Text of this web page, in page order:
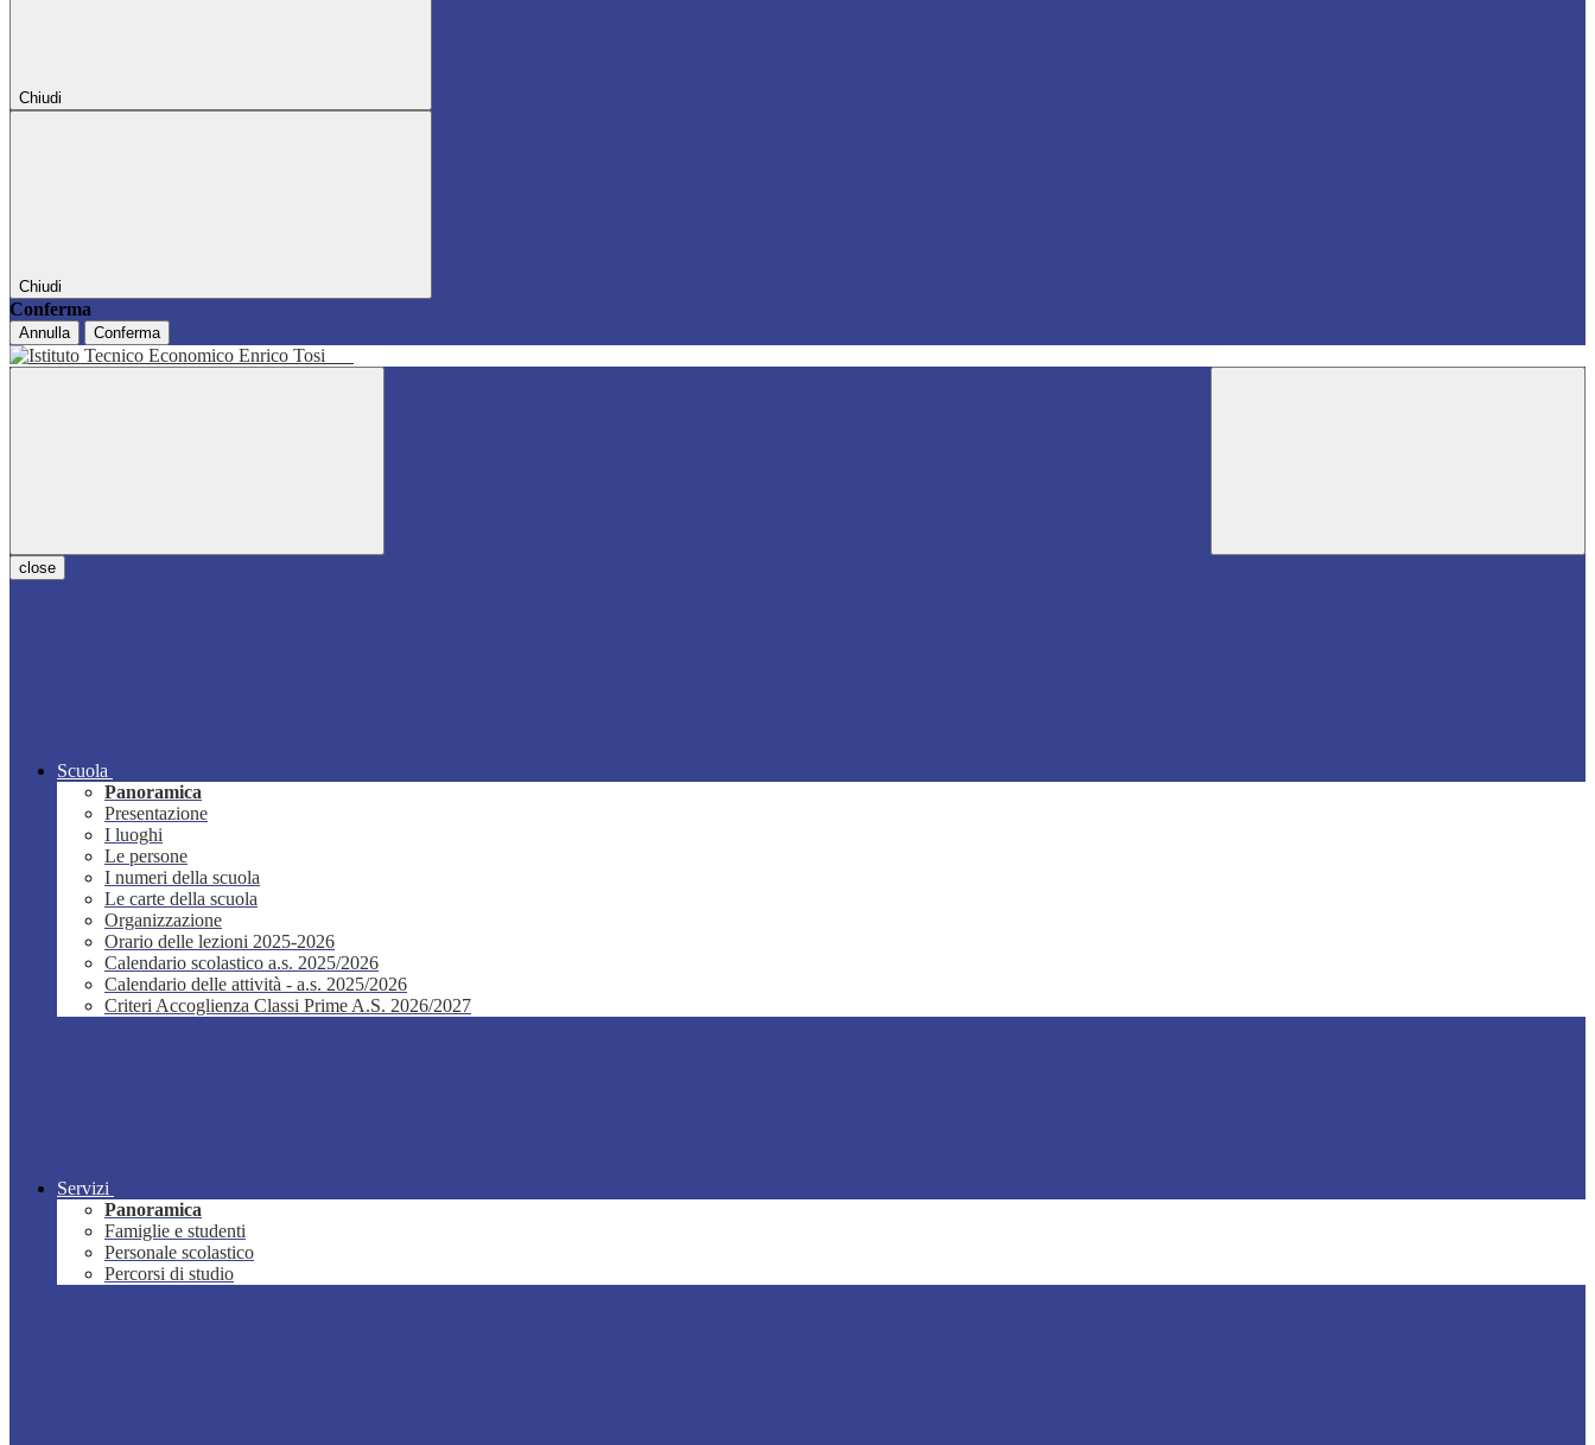
Chiudi
Chiudi
Conferma
Annulla Conferma
close
Scuola
Panoramica
Presentazione
I luoghi
Le persone
I numeri della scuola
Le carte della scuola
Organizzazione
Orario delle lezioni 2025-2026
Calendario scolastico a.s. 2025/2026
Calendario delle attività - a.s. 2025/2026
Criteri Accoglienza Classi Prime A.S. 2026/2027
Servizi
Panoramica
Famiglie e studenti
Personale scolastico
Percorsi di studio